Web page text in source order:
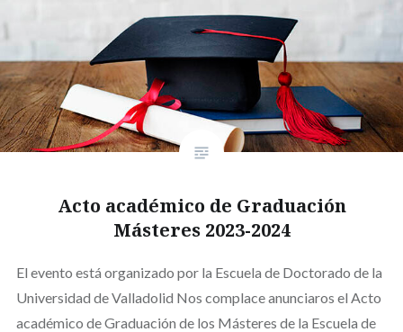
Acto académico de Graduación
Másteres 2023-2024
El evento está organizado por la Escuela de Doctorado de la
Universidad de Valladolid Nos complace anunciaros el Acto
académico de Graduación de los Másteres de la Escuela de